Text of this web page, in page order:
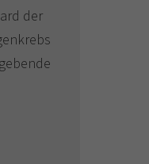
der